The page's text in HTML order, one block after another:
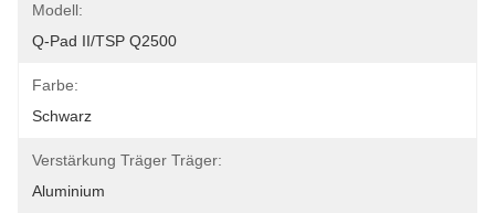
Modell:
Q-Pad II/TSP Q2500
Farbe:
Schwarz
Verstärkung Träger Träger:
Aluminium